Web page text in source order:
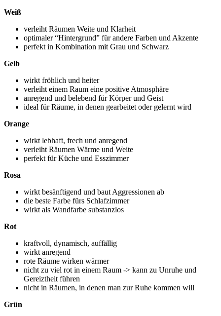
Weiß
verleiht Räumen Weite und Klarheit
optimaler “Hintergrund” für andere Farben und Akzente
perfekt in Kombination mit Grau und Schwarz
Gelb
wirkt fröhlich und heiter
verleiht einem Raum eine positive Atmosphäre
anregend und belebend für Körper und Geist
ideal für Räume, in denen gearbeitet oder gelernt wird
Orange
wirkt lebhaft, frech und anregend
verleiht Räumen Wärme und Weite
perfekt für Küche und Esszimmer
Rosa
wirkt besänftigend und baut Aggressionen ab
die beste Farbe fürs Schlafzimmer
wirkt als Wandfarbe substanzlos
Rot
kraftvoll, dynamisch, auffällig
wirkt anregend
rote Räume wirken wärmer
nicht zu viel rot in einem Raum -> kann zu Unruhe und
Gereiztheit führen
nicht in Räumen, in denen man zur Ruhe kommen will
Grün